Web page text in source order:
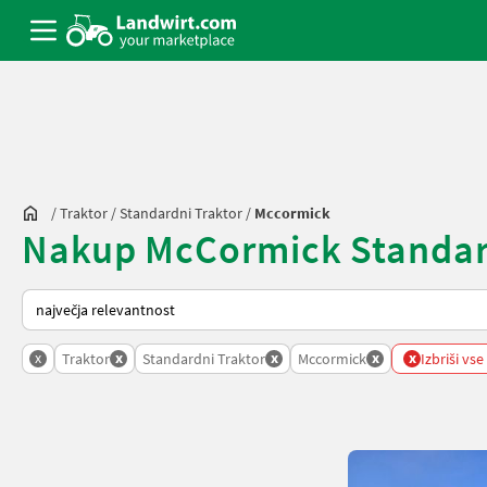
/Traktor /Standardni Traktor / Mccormick
Nakup McCormick
Tako je razvrščeno na Landwirt.com
x Traktor x Standardni Traktor x Mccormick x x Izbriši